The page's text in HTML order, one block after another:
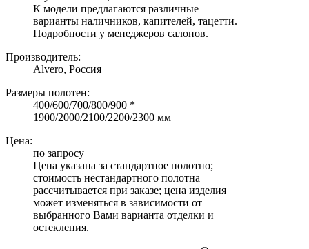
К модели предлагаются различные
варианты наличников, капителей, тацетти.
Подробности у менеджеров салонов.
Производитель:
Alvero, Россия
Размеры полотен:
400/600/700/800/900 *
1900/2000/2100/2200/2300 мм
Цена:
по запросу
Цена указана за стандартное полотно;
стоимость нестандартного полотна
рассчитывается при заказе; цена изделия
может изменяться в зависимости от
выбранного Вами варианта отделки и
остекления.